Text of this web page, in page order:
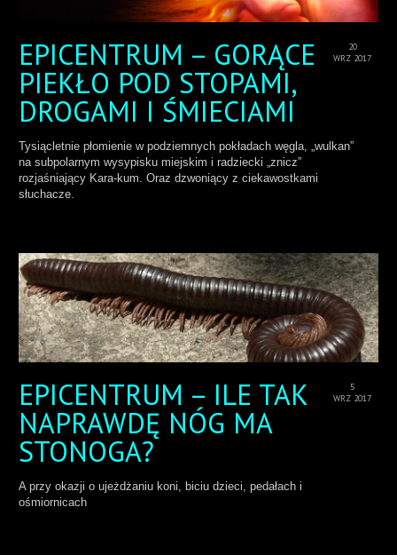
20
WRZ 2017
EPICENTRUM – GORĄCE
PIEKŁO POD STOPAMI,
DROGAMI I ŚMIECIAMI
Tysiącletnie płomienie w podziemnych pokładach węgla, „wulkan”
na subpolarnym wysypisku miejskim i radziecki „znicz”
rozjaśniający Kara-kum. Oraz dzwoniący z ciekawostkami
słuchacze.
5
WRZ 2017
EPICENTRUM – ILE TAK
NAPRAWDĘ NÓG MA
STONOGA?
A przy okazji o ujeżdżaniu koni, biciu dzieci, pedałach i
ośmiornicach